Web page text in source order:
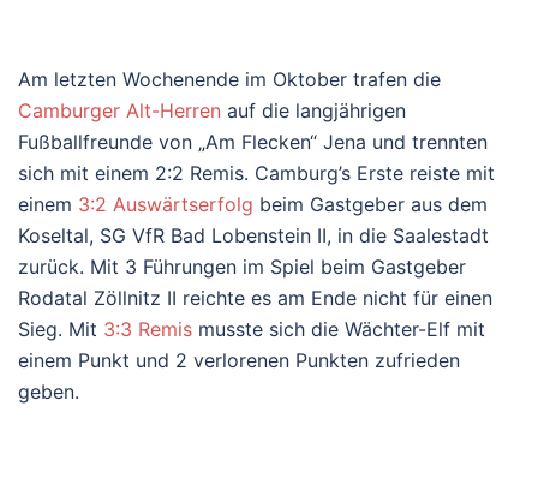
Am letzten Wochenende im Oktober trafen die
Camburger Alt-Herren auf die langjährigen
Fußballfreunde von „Am Flecken“ Jena und trennten
sich mit einem 2:2 Remis. Camburg’s Erste reiste mit
einem 3:2 Auswärtserfolg beim Gastgeber aus dem
Koseltal, SG VfR Bad Lobenstein II, in die Saalestadt
zurück. Mit 3 Führungen im Spiel beim Gastgeber
Rodatal Zöllnitz II reichte es am Ende nicht für einen
Sieg. Mit 3:3 Remis musste sich die Wächter-Elf mit
einem Punkt und 2 verlorenen Punkten zufrieden
geben.